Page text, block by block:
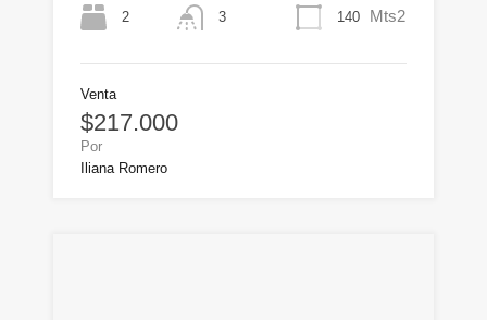
2 3 140 Mts2
Venta
$217.000
Por
Iliana Romero